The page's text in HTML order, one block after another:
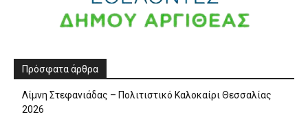
Πρόσφατα άρθρα
Λίμνη Στεφανιάδας – Πολιτιστικό Καλοκαίρι Θεσσαλίας
2026